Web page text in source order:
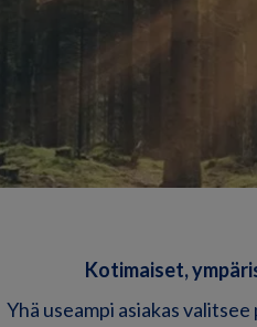
Kotimaiset,
Yhä useampi asiakas